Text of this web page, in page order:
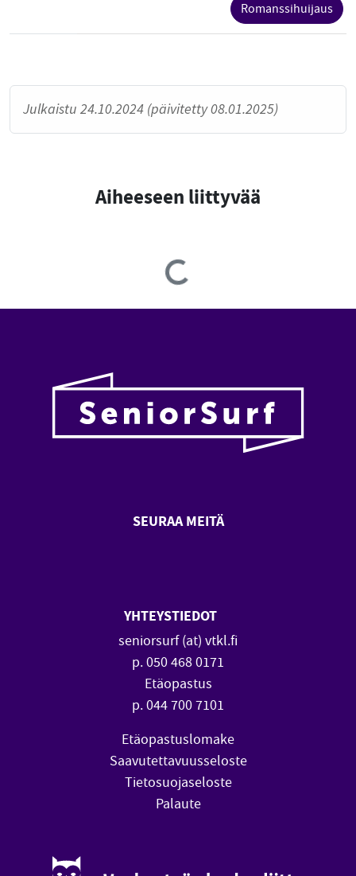
Romanssihuijaus
Julkaistu 24.10.2024 (päivitetty 08.01.2025)
Aiheeseen liittyvää
Loading...
SEURAA MEITÄ
YHTEYSTIEDOT
seniorsurf (at) vtkl.fi
p. 050 468 0171
Etäopastus
p. 044 700 7101
Etäopastuslomake
Saavutettavuusseloste
Tietosuojaseloste
Palaute